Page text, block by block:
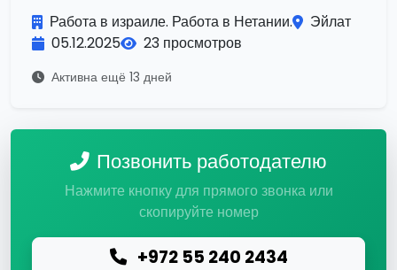
Работа в израиле. Работа в Нетании.
Эйлат
05.12.2025
23 просмотров
Активна ещё 13 дней
Позвонить работодателю
Нажмите кнопку для прямого звонка или
скопируйте номер
+972 55 240 2434